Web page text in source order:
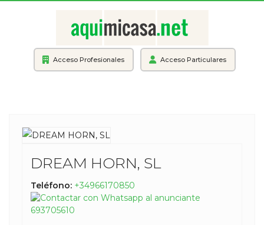
Acceso Profesionales Acceso Particulares
DREAM HORN, SL
Teléfono: +34966170850
693705610